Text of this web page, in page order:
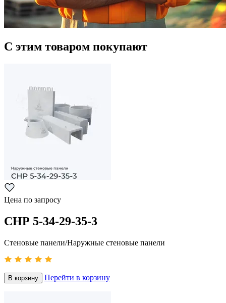
С этим товаром покупают
Цена по запросу
СНР 5-34-29-35-3
Стеновые панели/Наружные стеновые панели
В корзину Перейти в корзину